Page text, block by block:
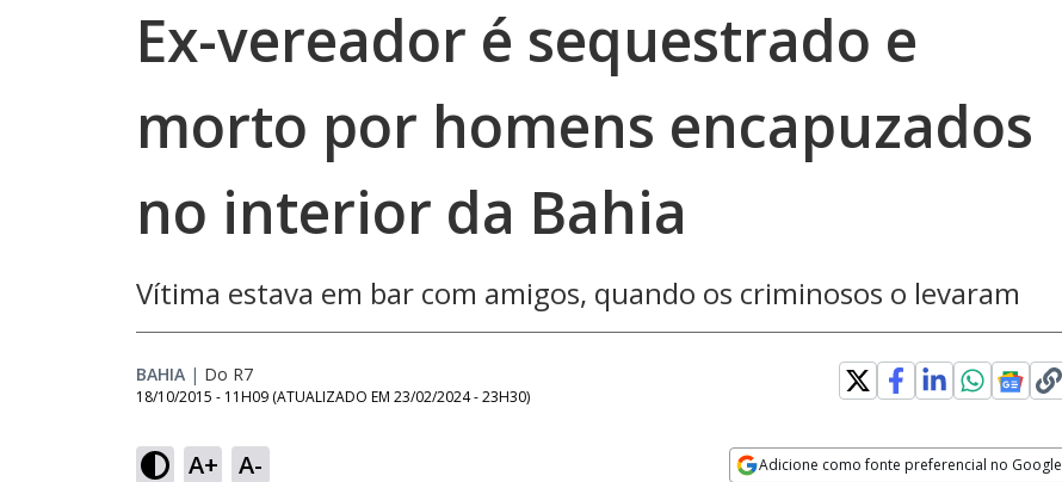
Ex-vereador é sequestrado e
morto por homens encapuzados
no interior da Bahia
Vítima estava em bar com amigos, quando os criminosos o levaram
BAHIA | Do R7
18/10/2015 - 11H09 (ATUALIZADO EM 23/02/2024 - 23H30)
A+ A- Adicione como fonte preferencial no Google